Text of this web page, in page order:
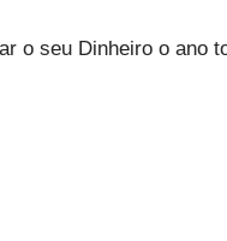
o seu Dinheiro o ano